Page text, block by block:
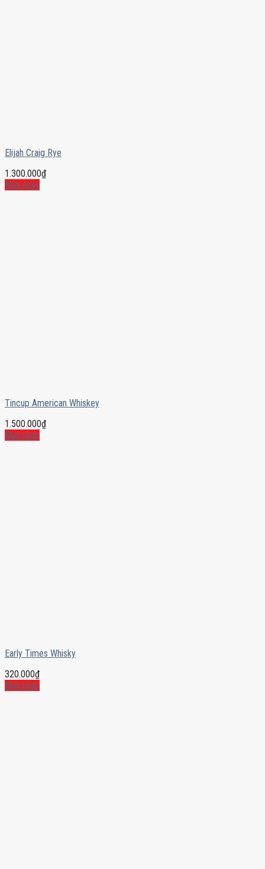
Elijah Craig Rye
1.300.000₫
Mua ngay
Tincup American Whiskey
1.500.000₫
Mua ngay
Early Times Whisky
320.000₫
Mua ngay